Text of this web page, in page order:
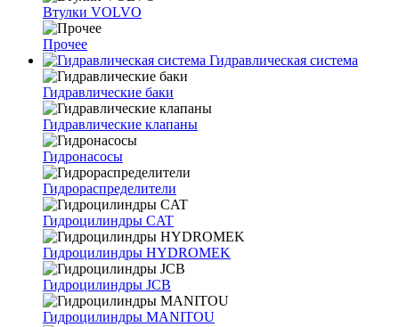
Втулки VOLVO
Прочее
Гидравлическая система
Гидравлические баки
Гидравлические клапаны
Гидронасосы
Гидрораспределители
Гидроцилиндры CAT
Гидроцилиндры HYDROMEK
Гидроцилиндры JCB
Гидроцилиндры MANITOU